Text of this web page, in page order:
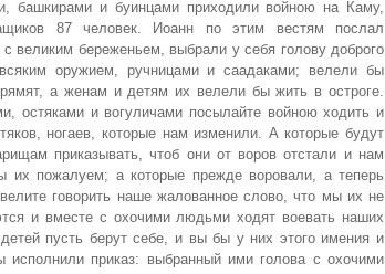
башкирами и буинцами приходили войною на Каму,
87 человек. Иоанн по этим вестям послал
великим береженьем, выбрали у себя голову доброго
оружием, ручницами и саадаками; велели бы
а женам и детям их велели бы жить в остроге.
остяками и вогуличами посылайте войною ходить и
ногаев, которые нам изменили. А которые будут
приказывать, чтоб они от воров отстали и нам
их пожалуем; а которые прежде воровали, а теперь
говорить наше жалованное слово, что мы их не
и вместе с охочими людьми ходят воевать наших
пусть берут себе, и вы бы у них этого имения и
исполнили приказ: выбранный ими голова с охочими